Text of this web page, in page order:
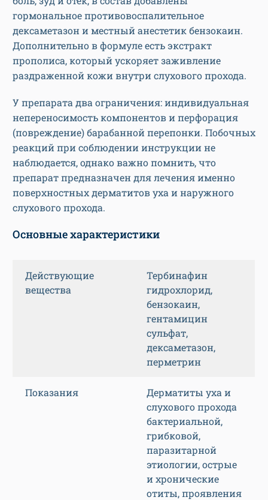
гормональное противовоспалительное
дексаметазон и местный анестетик бензокаин.
Дополнительно в формуле есть экстракт
прополиса, который ускоряет заживление
раздраженной кожи внутри слухового прохода.
У препарата два ограничения: индивидуальная
непереносимость компонентов и перфорация
(повреждение) барабанной перепонки. Побочных
реакций при соблюдении инструкции не
наблюдается, однако важно помнить, что
препарат предназначен для лечения именно
поверхностных дерматитов уха и наружного
слухового прохода.
Основные характеристики
Действующие
вещества
Тербинафин
гидрохлорид,
бензокаин,
гентамицин
сульфат,
дексаметазон,
перметрин
Показания
Дерматиты уха и
слухового прохода
бактериальной,
грибковой,
паразитарной
этиологии, острые
и хронические
отиты, проявления